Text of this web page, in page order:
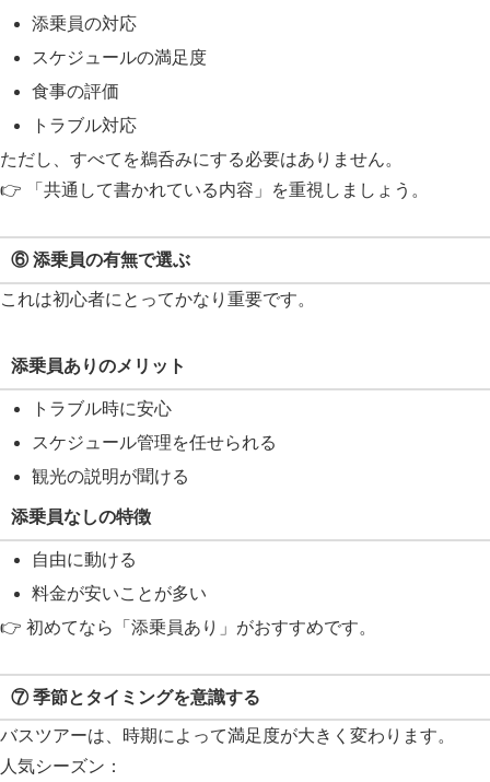
添乗員の対応
スケジュールの満足度
食事の評価
トラブル対応
ただし、すべてを鵜呑みにする必要はありません。
👉 「共通して書かれている内容」を重視しましょう。
⑥ 添乗員の有無で選ぶ
これは初心者にとってかなり重要です。
添乗員ありのメリット
トラブル時に安心
スケジュール管理を任せられる
観光の説明が聞ける
添乗員なしの特徴
自由に動ける
料金が安いことが多い
👉 初めてなら「添乗員あり」がおすすめです。
⑦ 季節とタイミングを意識する
バスツアーは、時期によって満足度が大きく変わります。
人気シーズン：